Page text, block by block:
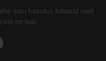
sisu kasutus lubatud vaid
loal.